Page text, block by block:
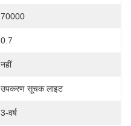
70000
0.7
नहीं
उपकरण सूचक लाइट
3-वर्ष